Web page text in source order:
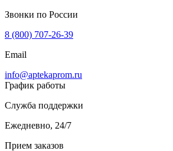
Звонки по России
8 (800) 707-26-39
Email
info@aptekaprom.ru
График работы
Служба поддержки
Ежедневно, 24/7
Прием заказов